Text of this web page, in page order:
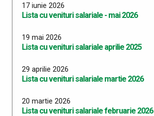
17 iunie 2026
Lista cu venituri salariale - mai 2026
19 mai 2026
Lista cu venituri salariale aprilie 2025
29 aprilie 2026
Lista cu venituri salariale martie 2026
20 martie 2026
Lista cu venituri salariale februarie 2026